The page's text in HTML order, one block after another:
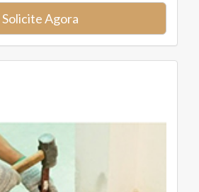
Solicite Agora